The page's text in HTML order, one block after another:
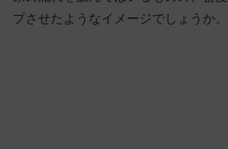
プさせたようなイメージでしょうか。